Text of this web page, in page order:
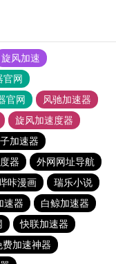
旋风加速
官网
官网
风驰加速器
旋风加速度器
加速器
器
外网网址导航
咔漫画
瑞乐小说
速器
白鲸加速器
快联加速器
加速神器